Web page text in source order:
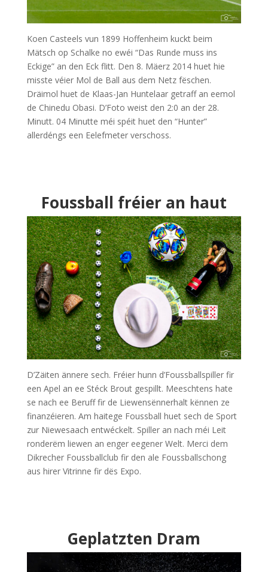
Koen Casteels vun 1899 Hoffenheim kuckt beim
Mätsch op Schalke no ewéi “Das Runde muss ins
Eckige” an den Eck flitt. Den 8. Mäerz 2014 huet hie
misste véier Mol de Ball aus dem Netz fëschen.
Dräimol huet de Klaas-Jan Huntelaar getraff an eemol
de Chinedu Obasi. D’Foto weist den 2:0 an der 28.
Minutt. 04 Minutte méi spéit huet den “Hunter”
allerdéngs een Eelefmeter verschoss.
Foussball fréier an haut
D’Zäiten ännere sech. Fréier hunn d’Foussballspiller fir
een Apel an ee Stéck Brout gespillt. Meeschtens hate
se nach ee Beruff fir de Liewensënnerhalt kënnen ze
finanzéieren. Am haitege Foussball huet sech de Sport
zur Niewesaach entwéckelt. Spiller an nach méi Leit
ronderëm liewen an enger eegener Welt. Merci dem
Dikrecher Foussballclub fir den ale Foussballschong
aus hirer Vitrinne fir dës Expo.
Geplatzten Dram